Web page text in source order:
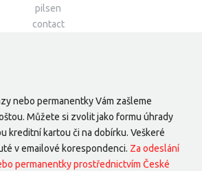
pilsen
contact
nebo permanentky Vám zašleme
Můžete si zvolit jako formu úhrady
kreditní kartou či na dobírku. Veškeré
v emailové korespondenci. Za odeslání
permanentky prostřednictvím České